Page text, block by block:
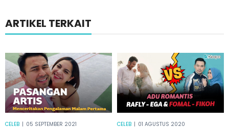
ARTIKEL TERKAIT
CELEB | 05 SEPTEMBER 2021 CELEB | 01 AGUSTUS 2020